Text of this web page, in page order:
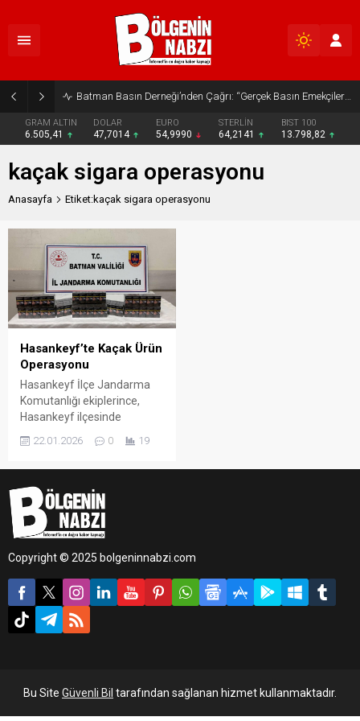
Batman Basın Derneği’nden Çağrı: “Gerçek Basın Emekçileri Desteklenmeli”
GRAM ALTIN
6.505,41
DOLAR
47,7014
EURO
54,9990
STERLİN
64,2141
BIST 100
13.798,82
kaçak sigara operasyonu
Anasayfa Etiket:kaçak sigara operasyonu
Hasankeyf’te Kaçak Ürün
Operasyonu
Hasankeyf İlçe Jandarma
Komutanlığı ekiplerince,
Hasankeyf ilçesinde
noktasında gerçekleştirilen
22.01.2026 0 19
Copyright © 2025 bolgeninnabzi.com
Bu Site Güvenli Bil tarafından sağlanan hizmet kullanmaktadır.